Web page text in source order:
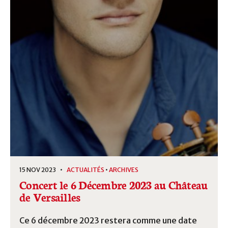
15 NOV 2023 • ACTUALITÉS • ARCHIVES
Concert le 6 Décembre 2023 au Château
de Versailles
Ce 6 décembre 2023 restera comme une date